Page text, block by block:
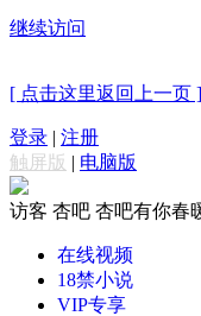
继续访问
[ 点击这里返回上一页 ]
登录 | 注册
触屏版 | 电脑版
访客 杏吧 杏吧有你春
在线视频
18禁小说
VIP专享